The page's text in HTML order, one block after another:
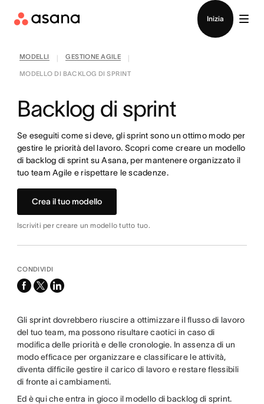
Inizia
MODELLI GESTIONE AGILE
MODELLO DI BACKLOG DI SPRINT
Backlog di sprint
Se eseguiti come si deve, gli sprint sono un ottimo modo per
gestire le priorità del lavoro. Scopri come creare un modello
di backlog di sprint su Asana, per mantenere organizzato il
tuo team Agile e rispettare le scadenze.
Crea il tuo modello
Iscriviti per creare un modello tutto tuo.
CONDIVIDI
facebook
x-
linkedin
Gli sprint dovrebbero riuscire a ottimizzare il flusso di lavoro
del tuo team, ma possono risultare caotici in caso di
modifica delle priorità e delle cronologie. In assenza di un
modo efficace per organizzare e classificare le attività,
diventa difficile gestire il carico di lavoro e restare flessibili
di fronte ai cambiamenti.
Ed è qui che entra in gioco il modello di backlog di sprint.